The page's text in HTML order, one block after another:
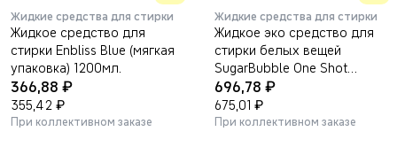
Жидкие средства для стирки
Жидкое средство для
стирки Enbliss Blue (мягкая
упаковка) 1200мл.
366,88 ₽
355,42 ₽
При коллективном заказе
Жидкие средства для стирки
Жидкое эко средство для
стирки белых вещей
SugarBubble One Shot
696,78 ₽
675,01 ₽
При коллективном заказе